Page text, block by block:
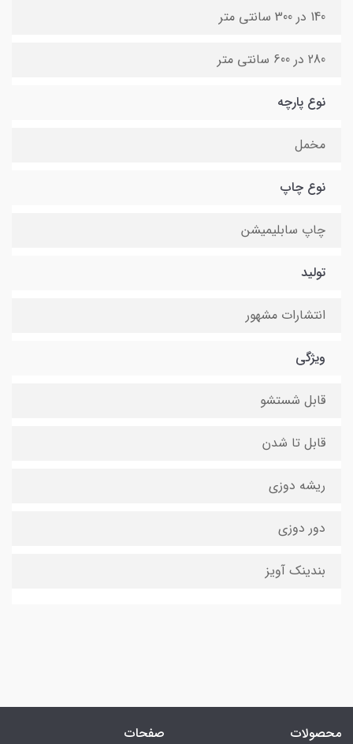
140 در 300 سانتی متر
280 در 600 سانتی متر
نوع پارچه
مخمل
نوع چاپ
چاپ سابلیمیشن
تولید
انتشارات مشهور
ویژگی
قابل شستشو
قابل تا شدن
ریشه دوزی
دور دوزی
بندینک آویز
محصولات صفحات